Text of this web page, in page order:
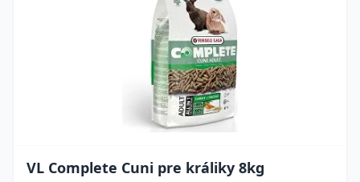
VL Complete Cuni pre králiky 8kg